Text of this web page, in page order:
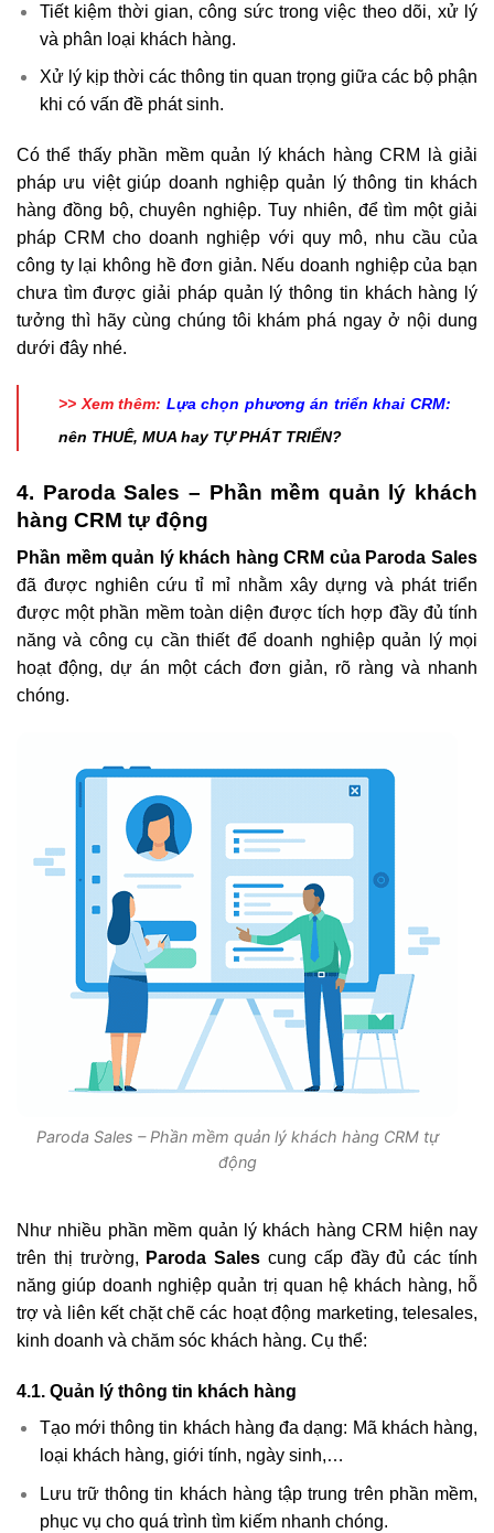
Tiết kiệm thời gian, công sức trong việc theo dõi, xử lý
và phân loại khách hàng.
Xử lý kịp thời các thông tin quan trọng giữa các bộ phận
khi có vấn đề phát sinh.
Có thể thấy phần mềm quản lý khách hàng CRM là giải
pháp ưu việt giúp doanh nghiệp quản lý thông tin khách
hàng đồng bộ, chuyên nghiệp. Tuy nhiên, để tìm một giải
pháp CRM cho doanh nghiệp với quy mô, nhu cầu của
công ty lại không hề đơn giản. Nếu doanh nghiệp của bạn
chưa tìm được giải pháp quản lý thông tin khách hàng lý
tưởng thì hãy cùng chúng tôi khám phá ngay ở nội dung
dưới đây nhé.
>> Xem thêm: Lựa chọn phương án triển khai CRM:
nên THUÊ, MUA hay TỰ PHÁT TRIỂN?
4. Paroda Sales – Phần mềm quản lý khách
hàng CRM tự động
Phần mềm quản lý khách hàng CRM của Paroda Sales
đã được nghiên cứu tỉ mỉ nhằm xây dựng và phát triển
được một phần mềm toàn diện được tích hợp đầy đủ tính
năng và công cụ cần thiết để doanh nghiệp quản lý mọi
hoạt động, dự án một cách đơn giản, rõ ràng và nhanh
chóng.
Paroda Sales – Phần mềm quản lý khách hàng CRM tự
động
Như nhiều phần mềm quản lý khách hàng CRM hiện nay
trên thị trường, Paroda Sales cung cấp đầy đủ các tính
năng giúp doanh nghiệp quản trị quan hệ khách hàng, hỗ
trợ và liên kết chặt chẽ các hoạt động marketing, telesales,
kinh doanh và chăm sóc khách hàng. Cụ thể:
4.1. Quản lý thông tin khách hàng
Tạo mới thông tin khách hàng đa dạng: Mã khách hàng,
loại khách hàng, giới tính, ngày sinh,…
Lưu trữ thông tin khách hàng tập trung trên phần mềm,
phục vụ cho quá trình tìm kiếm nhanh chóng.